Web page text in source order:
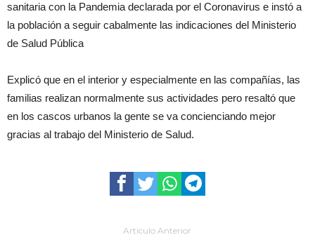
sanitaria con la Pandemia declarada por el Coronavirus e instó a
la población a seguir cabalmente las indicaciones del Ministerio
de Salud Pública
Explicó que en el interior y especialmente en las compañías, las
familias realizan normalmente sus actividades pero resaltó que
en los cascos urbanos la gente se va concienciando mejor
gracias al trabajo del Ministerio de Salud.
Artículo Anterior